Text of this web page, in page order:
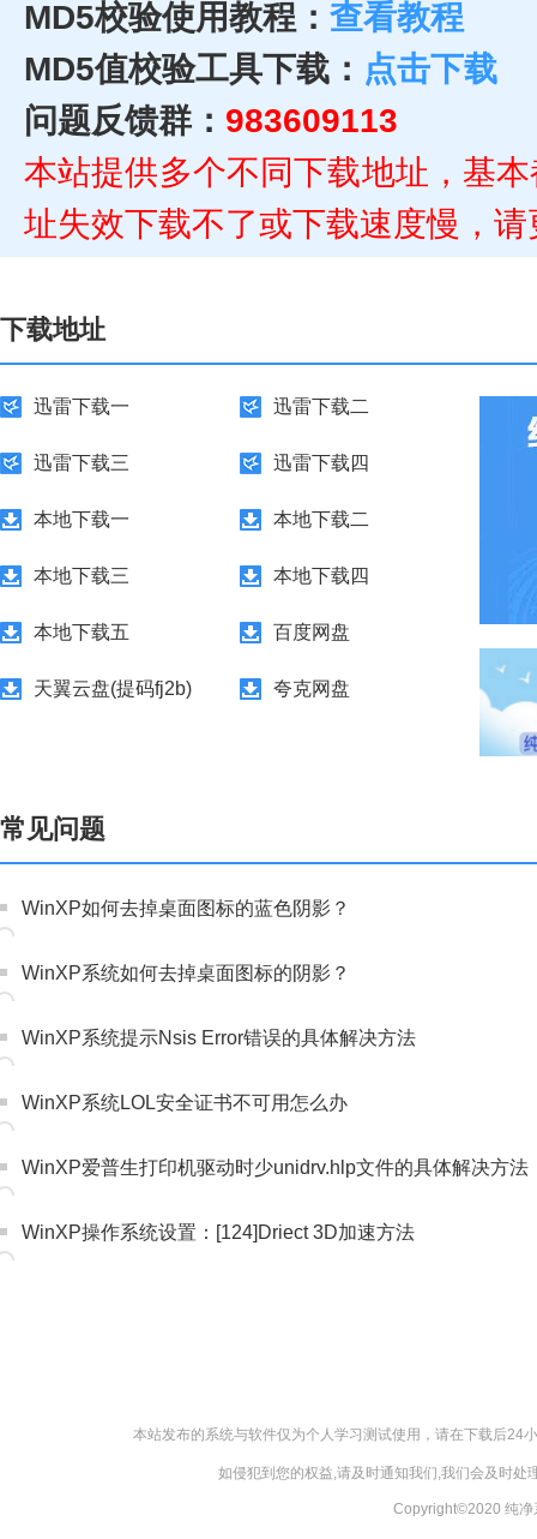
MD5校验使用教程： 查看教程
MD5值校验工具下载： 点击下载
问题反馈群： 983609113
本站提供多个不同下载地址，基
址失效下载不了或下载速度慢，
下载地址
迅雷下载一 迅雷下载二
迅雷下载三 迅雷下载四
本地下载一 本地下载二
本地下载三 本地下载四
本地下载五 百度网盘
天翼云盘(提码fj2b) 夸克网盘
常见问题
WinXP如何去掉桌面图标的蓝色阴影？
WinXP系统如何去掉桌面图标的阴影？
WinXP系统提示Nsis Error错误的具体解决方法
WinXP系统LOL安全证书不可用怎么办
WinXP爱普生打印机驱动时少unidrv.hlp文件的具体解决方法
WinXP操作系统设置：[124]Driect 3D加速方法
本站发布的系统与软件仅为个人学习测试使用，请在下载后24
如侵犯到您的权益,请及时通知我们,我们会及时
Copyright©2020 纯净